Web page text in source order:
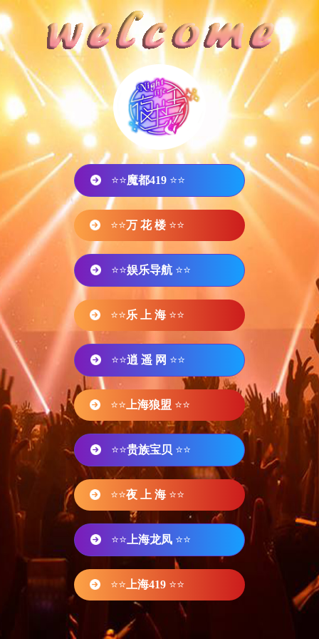
⭐⭐魔都419 ⭐⭐
⭐⭐万 花 楼 ⭐⭐
⭐⭐娱乐导航 ⭐⭐
⭐⭐乐 上 海 ⭐⭐
⭐⭐逍 遥 网 ⭐⭐
⭐⭐ 上海狼盟 ⭐⭐
⭐⭐贵族宝贝 ⭐⭐
⭐⭐夜 上 海 ⭐⭐
⭐⭐ 上海龙凤 ⭐⭐
⭐⭐ 上海419 ⭐⭐